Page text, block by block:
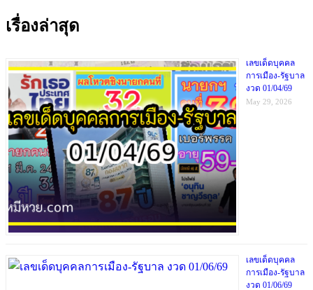
เรื่องล่าสุด
เลขเด็ดบุคคล
การเมือง-รัฐบาล
งวด 01/04/69
May 29, 2026
เลขเด็ดบุคคล
การเมือง-รัฐบาล
งวด 01/06/69